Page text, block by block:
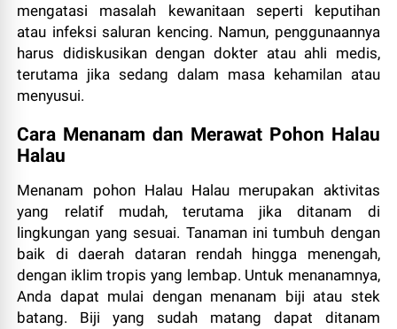
mengatasi masalah kewanitaan seperti keputihan
atau infeksi saluran kencing. Namun, penggunaannya
harus didiskusikan dengan dokter atau ahli medis,
terutama jika sedang dalam masa kehamilan atau
menyusui.
Cara Menanam dan Merawat Pohon Halau
Halau
Menanam pohon Halau Halau merupakan aktivitas
yang relatif mudah, terutama jika ditanam di
lingkungan yang sesuai. Tanaman ini tumbuh dengan
baik di daerah dataran rendah hingga menengah,
dengan iklim tropis yang lembap. Untuk menanamnya,
Anda dapat mulai dengan menanam biji atau stek
batang. Biji yang sudah matang dapat ditanam